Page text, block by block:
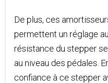
De plus, ces
permettent un réglage
résistance du stepper
au niveau des pédales.
confiance à ce stepper